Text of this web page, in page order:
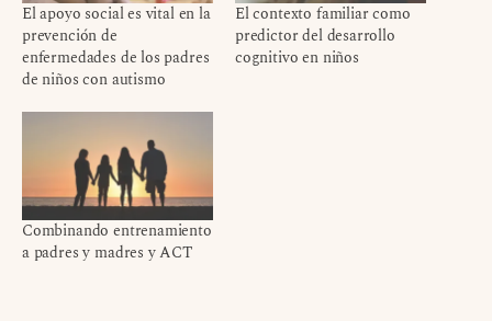
El apoyo social es vital en la
prevención de
enfermedades de los padres
de niños con autismo
El contexto familiar como
predictor del desarrollo
cognitivo en niños
Combinando entrenamiento
a padres y madres y ACT